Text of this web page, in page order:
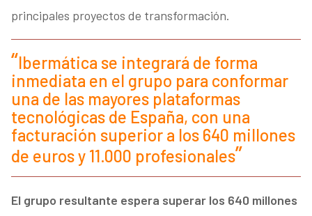
principales proyectos de transformación.
Ibermática se integrará de forma
inmediata en el grupo para conformar
una de las mayores plataformas
tecnológicas de España, con una
facturación superior a los 640 millones
de euros y 11.000 profesionales
El grupo resultante espera superar los 640 millones